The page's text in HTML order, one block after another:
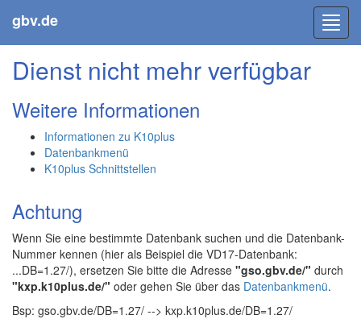
gbv.de
Dienst nicht mehr verfügbar
Weitere Informationen
Informationen zu K10plus
Datenbankmenü
K10plus Schnittstellen
Achtung
Wenn Sie eine bestimmte Datenbank suchen und die Datenbank-
Nummer kennen (hier als Beispiel die VD17-Datenbank:
...DB=1.27/), ersetzen Sie bitte die Adresse "gso.gbv.de/" durch
"kxp.k10plus.de/" oder gehen Sie über das Datenbankmenü.
Bsp: gso.gbv.de/DB=1.27/ --> kxp.k10plus.de/DB=1.27/